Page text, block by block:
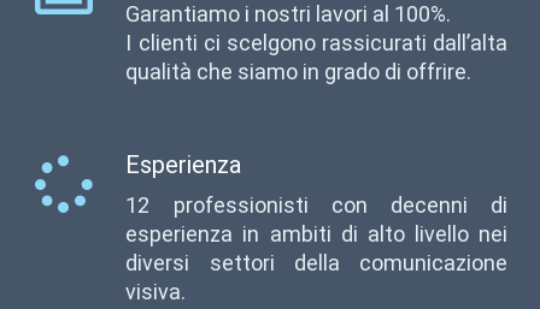
Garantiamo i nostri lavori al 100%.
I clienti ci scelgono rassicurati dall’alta
qualità che siamo in grado di offrire.
Esperienza
12 professionisti con decenni di
esperienza in ambiti di alto livello nei
diversi settori della comunicazione
visiva.